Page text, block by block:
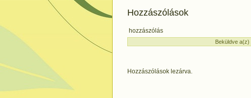
Hozzászólások
hozzászólás
Beküldve a(z)
Hozzászólások lezárva.